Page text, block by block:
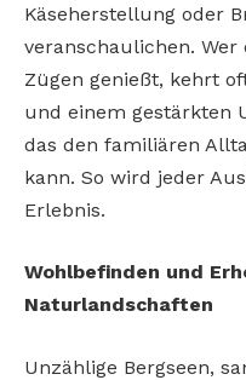
Käseherstellung oder
veranschaulichen.
Zügen genießt, kehrt
und einem gestärkten
das den familiären
kann. So wird jeder
Erlebnis.
Wohlbefinden und
Naturlandschaften
Unzählige Bergseen,